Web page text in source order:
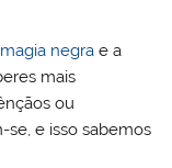
magia negra e a
mais
ou
se, e isso sabemos